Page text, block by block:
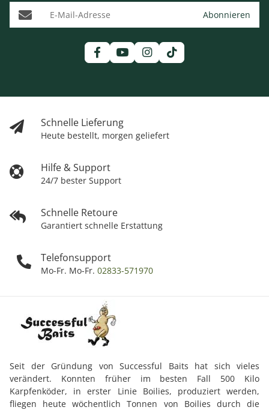
Schnelle Lieferung
Heute bestellt, morgen geliefert
Hilfe & Support
24/7 bester Support
Schnelle Retoure
Garantiert schnelle Erstattung
Telefonsupport
Mo-Fr. Mo-Fr. 02833-571970
E-Mail-Adresse Abonnieren
Seit der Gründung von Successful Baits hat sich vieles
verändert. Konnten früher im besten Fall 500 Kilo
Karpfenköder, in erster Linie Boilies, produziert werden,
fliegen heute wöchentlich Tonnen von Boilies durch die